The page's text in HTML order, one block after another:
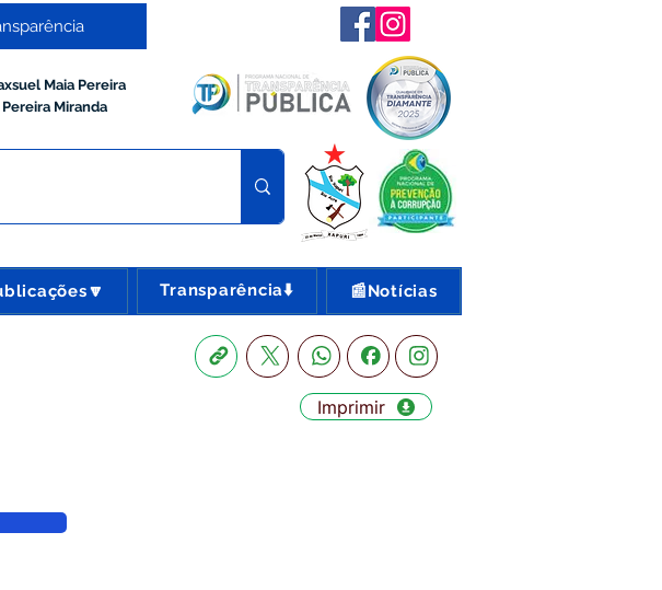
Maia Pereira
Miranda
Transparência⬇️ 📰Notícias
Imprimir